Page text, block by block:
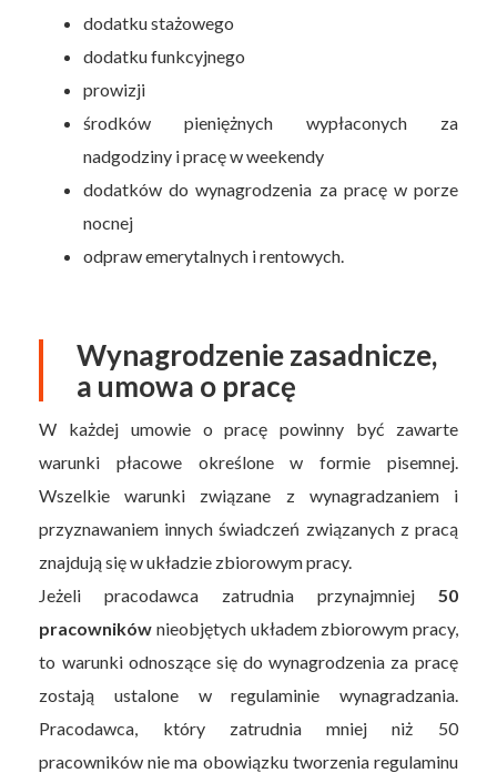
dodatku stażowego
dodatku funkcyjnego
prowizji
środków pieniężnych wypłaconych za
nadgodziny i pracę w weekendy
dodatków do wynagrodzenia za pracę w porze
nocnej
odpraw emerytalnych i rentowych.
Wynagrodzenie zasadnicze,
a umowa o pracę
W każdej umowie o pracę powinny być zawarte
warunki płacowe określone w formie pisemnej.
Wszelkie warunki związane z wynagradzaniem i
przyznawaniem innych świadczeń związanych z pracą
znajdują się w układzie zbiorowym pracy.
Jeżeli pracodawca zatrudnia przynajmniej 50
pracowników nieobjętych układem zbiorowym pracy,
to warunki odnoszące się do wynagrodzenia za pracę
zostają ustalone w regulaminie wynagradzania.
Pracodawca, który zatrudnia mniej niż 50
pracowników nie ma obowiązku tworzenia regulaminu